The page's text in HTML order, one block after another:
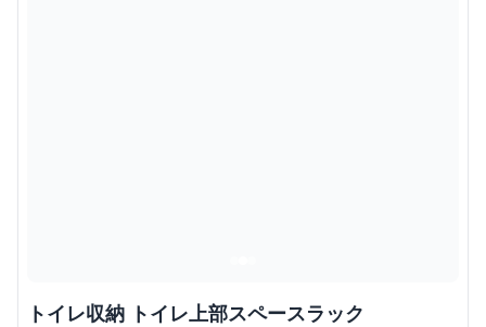
トイレ収納 トイレ上部スペースラック